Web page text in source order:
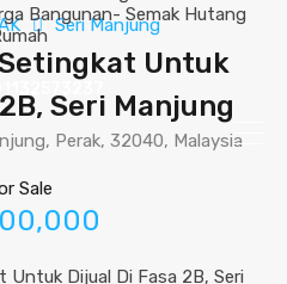
Seri Manjung
Untuk
Seri Manjung
Perak, 32040, Malaysia
Sale